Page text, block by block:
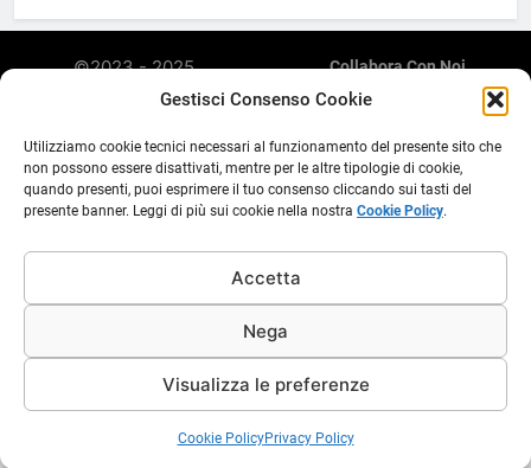
Gestisci Consenso Cookie
Utilizziamo cookie tecnici necessari al funzionamento del presente sito che
non possono essere disattivati, mentre per le altre tipologie di cookie,
quando presenti, puoi esprimere il tuo consenso cliccando sui tasti del
presente banner. Leggi di più sui cookie nella nostra Cookie Policy.
Accetta
Nega
Visualizza le preferenze
Cookie PolicyPrivacy Policy
©2023 - 2025
Radiomarketing è una
streaming, podcasting,
aggregatore di contenuti e
diffusione comunicati
stampa. Non è una testata
giornalistica e il suo
periodico. Sito gestito in
Ass. Modus P.IVA
05096700280
Collabora Con Noi
Privacy Policy
Abusi E Violazione Di Copyright
Discalimer E Note Legali
Inserimento Comunicati
Stampa E Contenuti Su